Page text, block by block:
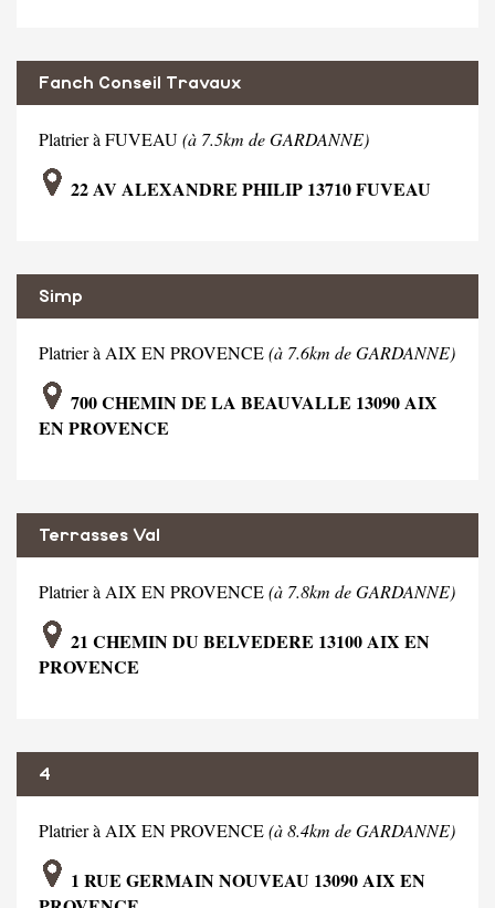
Fanch Conseil Travaux
Platrier à FUVEAU(à 7.5km de GARDANNE)
22 AV ALEXANDRE PHILIP 13710 FUVEAU
Simp
Platrier à AIX EN PROVENCE(à 7.6km de GARDANNE)
700 CHEMIN DE LA BEAUVALLE 13090 AIX
EN PROVENCE
Terrasses Val
Platrier à AIX EN PROVENCE(à 7.8km de GARDANNE)
21 CHEMIN DU BELVEDERE 13100 AIX EN
PROVENCE
4
Platrier à AIX EN PROVENCE(à 8.4km de GARDANNE)
1 RUE GERMAIN NOUVEAU 13090 AIX EN